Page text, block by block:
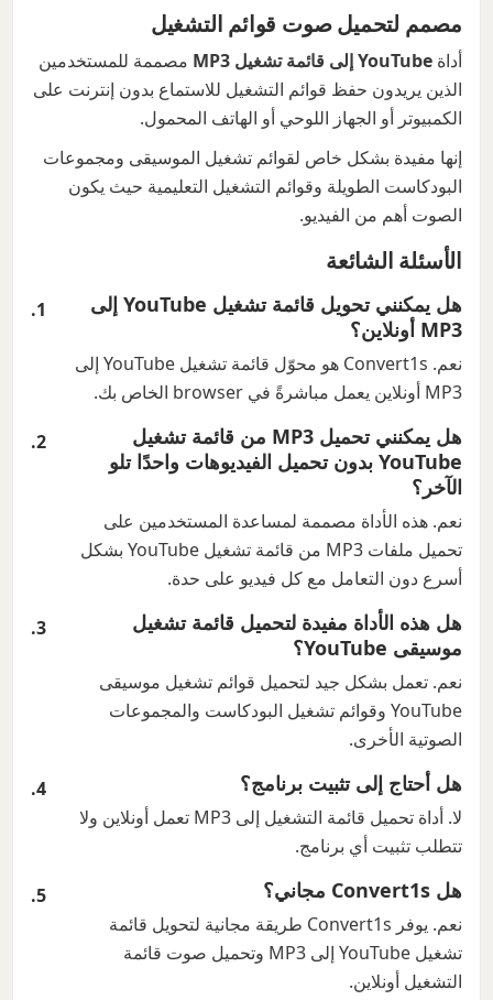
مصمم لتحميل صوت قوائم التشغيل
أداة YouTube إلى قائمة تشغيل MP3
مصممة للمستخدمين
الذين يريدون حفظ قوائم التشغيل للاستماع بدون إنترنت على
الكمبيوتر أو الجهاز اللوحي أو الهاتف المحمول.
إنها مفيدة بشكل خاص لقوائم تشغيل الموسيقى ومجموعات
البودكاست الطويلة وقوائم التشغيل التعليمية حيث يكون
الصوت أهم من الفيديو.
الأسئلة الشائعة
هل يمكنني تحويل قائمة تشغيل YouTube إلى
MP3 أونلاين؟
نعم. Convert1s هو محوّل قائمة تشغيل YouTube إلى
MP3 أونلاين يعمل مباشرةً في browser الخاص بك.
هل يمكنني تحميل MP3 من قائمة تشغيل
YouTube بدون تحميل الفيديوهات واحدًا تلو
الآخر؟
نعم. هذه الأداة مصممة لمساعدة المستخدمين على
تحميل ملفات MP3 من قائمة تشغيل YouTube بشكل
أسرع دون التعامل مع كل فيديو على حدة.
هل هذه الأداة مفيدة لتحميل قائمة تشغيل
موسيقى YouTube؟
نعم. تعمل بشكل جيد لتحميل قوائم تشغيل موسيقى
YouTube وقوائم تشغيل البودكاست والمجموعات
الصوتية الأخرى.
هل أحتاج إلى تثبيت برنامج؟
لا. أداة تحميل قائمة التشغيل إلى MP3 تعمل أونلاين ولا
تتطلب تثبيت أي برنامج.
هل Convert1s مجاني؟
نعم. يوفر Convert1s طريقة مجانية لتحويل قائمة
تشغيل YouTube إلى MP3 وتحميل صوت قائمة
التشغيل أونلاين.